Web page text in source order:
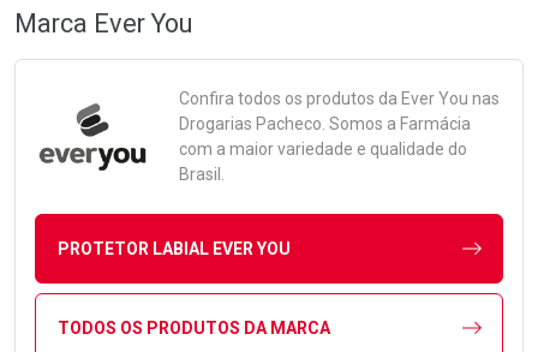
Marca Ever You
Confira todos os produtos da Ever You nas
Drogarias Pacheco. Somos a Farmácia
com a maior variedade e qualidade do
Brasil.
PROTETOR LABIAL EVER YOU
TODOS OS PRODUTOS DA MARCA